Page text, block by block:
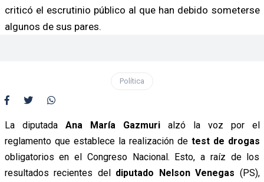
criticó el escrutinio público al que han debido someterse
algunos de sus pares.
Política
La diputada Ana María Gazmurialzó la voz por el
reglamento que establece la realización detest de drogas
obligatorios en el Congreso Nacional. Esto, a raíz de los
resultados recientes del diputado Nelson Venegas (PS),